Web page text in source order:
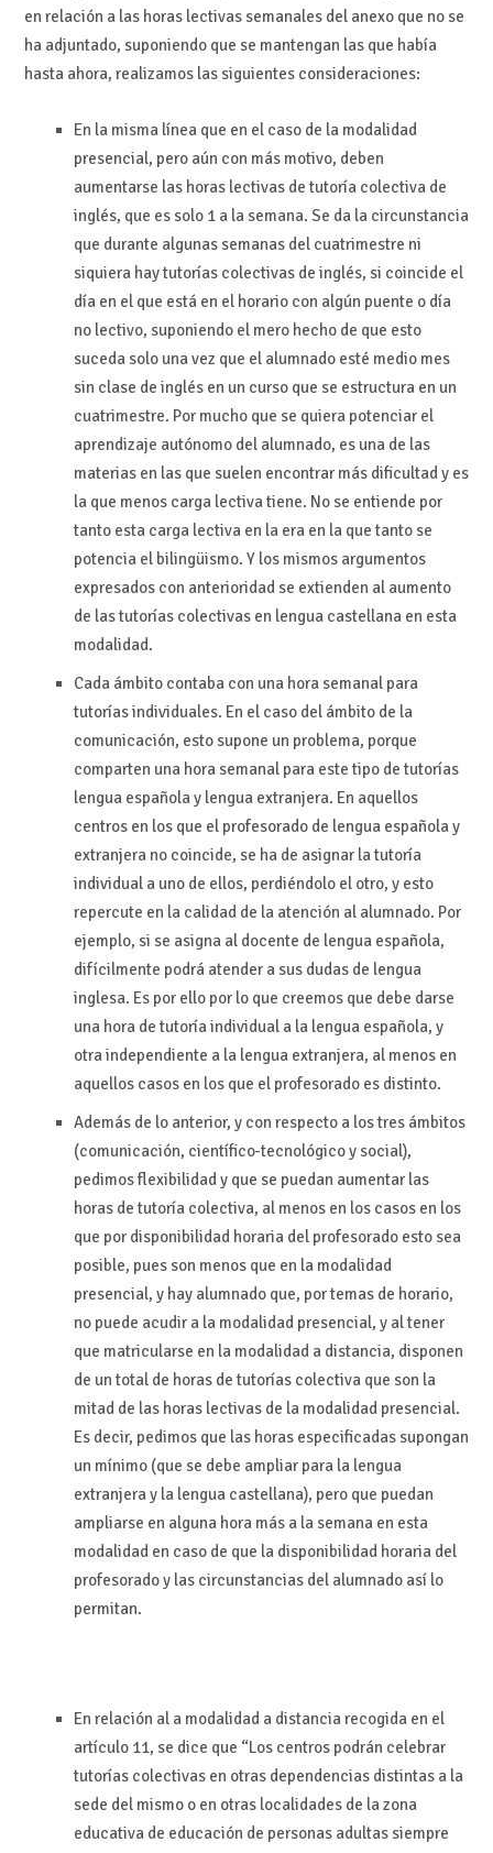
en relación a las horas lectivas semanales del anexo que no se
ha adjuntado, suponiendo que se mantengan las que había
hasta ahora, realizamos las siguientes consideraciones:
En la misma línea que en el caso de la modalidad
presencial, pero aún con más motivo, deben
aumentarse las horas lectivas de tutoría colectiva de
inglés, que es solo 1 a la semana. Se da la circunstancia
que durante algunas semanas del cuatrimestre ni
siquiera hay tutorías colectivas de inglés, si coincide el
día en el que está en el horario con algún puente o día
no lectivo, suponiendo el mero hecho de que esto
suceda solo una vez que el alumnado esté medio mes
sin clase de inglés en un curso que se estructura en un
cuatrimestre. Por mucho que se quiera potenciar el
aprendizaje autónomo del alumnado, es una de las
materias en las que suelen encontrar más dificultad y es
la que menos carga lectiva tiene. No se entiende por
tanto esta carga lectiva en la era en la que tanto se
potencia el bilingüismo. Y los mismos argumentos
expresados con anterioridad se extienden al aumento
de las tutorías colectivas en lengua castellana en esta
modalidad.
Cada ámbito contaba con una hora semanal para
tutorías individuales. En el caso del ámbito de la
comunicación, esto supone un problema, porque
comparten una hora semanal para este tipo de tutorías
lengua española y lengua extranjera. En aquellos
centros en los que el profesorado de lengua española y
extranjera no coincide, se ha de asignar la tutoría
individual a uno de ellos, perdiéndolo el otro, y esto
repercute en la calidad de la atención al alumnado. Por
ejemplo, si se asigna al docente de lengua española,
difícilmente podrá atender a sus dudas de lengua
inglesa. Es por ello por lo que creemos que debe darse
una hora de tutoría individual a la lengua española, y
otra independiente a la lengua extranjera, al menos en
aquellos casos en los que el profesorado es distinto.
Además de lo anterior, y con respecto a los tres ámbitos
(comunicación, científico-tecnológico y social),
pedimos flexibilidad y que se puedan aumentar las
horas de tutoría colectiva, al menos en los casos en los
que por disponibilidad horaria del profesorado esto sea
posible, pues son menos que en la modalidad
presencial, y hay alumnado que, por temas de horario,
no puede acudir a la modalidad presencial, y al tener
que matricularse en la modalidad a distancia, disponen
de un total de horas de tutorías colectiva que son la
mitad de las horas lectivas de la modalidad presencial.
Es decir, pedimos que las horas especificadas supongan
un mínimo (que se debe ampliar para la lengua
extranjera y la lengua castellana), pero que puedan
ampliarse en alguna hora más a la semana en esta
modalidad en caso de que la disponibilidad horaria del
profesorado y las circunstancias del alumnado así lo
permitan.
En relación al a modalidad a distancia recogida en el
artículo 11, se dice que “Los centros podrán celebrar
tutorías colectivas en otras dependencias distintas a la
sede del mismo o en otras localidades de la zona
educativa de educación de personas adultas siempre